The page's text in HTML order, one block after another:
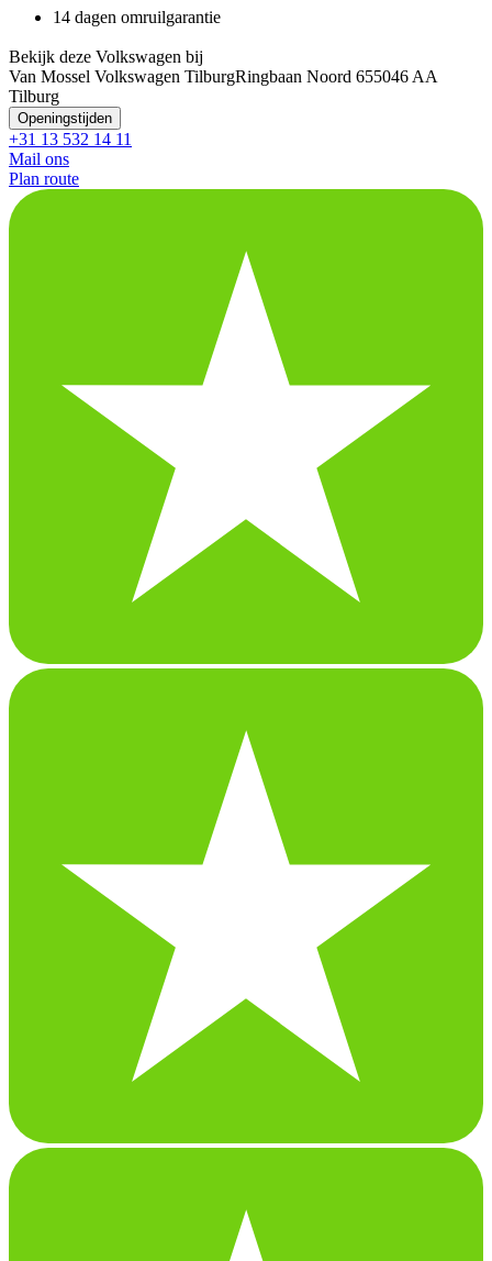
14 dagen omruilgarantie
Bekijk deze Volkswagen bij
Van Mossel Volkswagen TilburgRingbaan Noord 655046 AA
Tilburg
Openingstijden
+31 13 532 14 11
Mail ons
Plan route